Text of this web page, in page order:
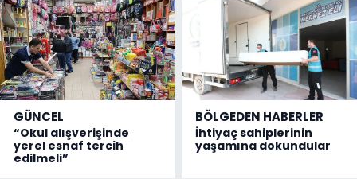
GÜNCEL
“Okul alışverişinde
yerel esnaf tercih
edilmeli”
BÖLGEDEN HABERLER
İhtiyaç sahiplerinin
yaşamına dokundular